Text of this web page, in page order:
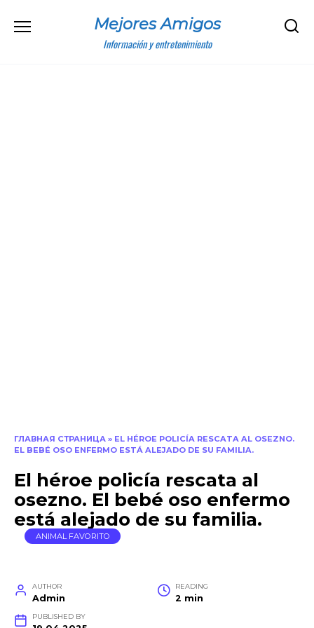
Mejores Amigos
Información y entretenimiento
ГЛАВНАЯ СТРАНИЦА » EL HÉROE POLICÍA RESCATA AL OSEZNO.
EL BEBÉ OSO ENFERMO ESTÁ ALEJADO DE SU FAMILIA.
El héroe policía rescata al
osezno. El bebé oso enfermo
está alejado de su familia.
ANIMAL FAVORITO
AUTHOR
Admin
READING
2 min
PUBLISHED BY